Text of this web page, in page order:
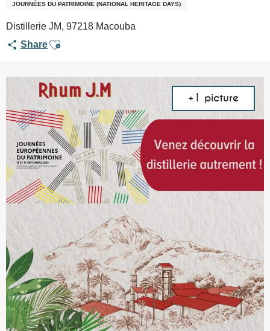
JOURNÉES DU PATRIMOINE (NATIONAL HERITAGE DAYS)
Distillerie JM, 97218 Macouba
ShareAjouter aux favoris
+1 picture